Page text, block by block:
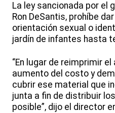
La ley sancionada por el
Ron DeSantis, prohíbe
orientación sexual o
jardín de infantes hasta
“En lugar de reimprimir
aumento del costo y
cubrir ese material que
junta a fin de distribuir
posible”, dijo el director